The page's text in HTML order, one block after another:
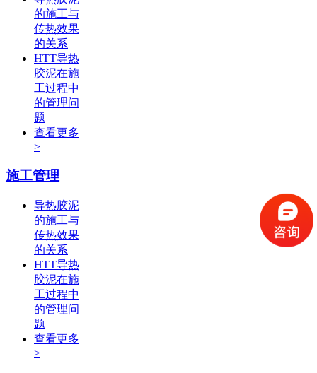
的施工与
传热效果
的关系
HTT导热
胶泥在施
工过程中
的管理问
题
查看更多
>
施工管理
导热胶泥
的施工与
传热效果
的关系
HTT导热
胶泥在施
工过程中
的管理问
题
查看更多
>